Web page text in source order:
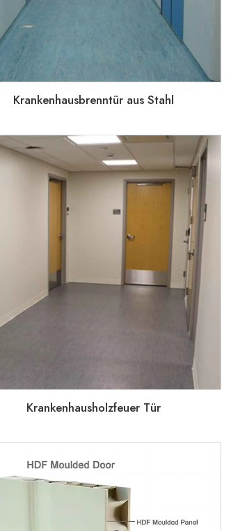
Krankenhausbrenntür aus Stahl
Krankenhausholzfeuer Tür